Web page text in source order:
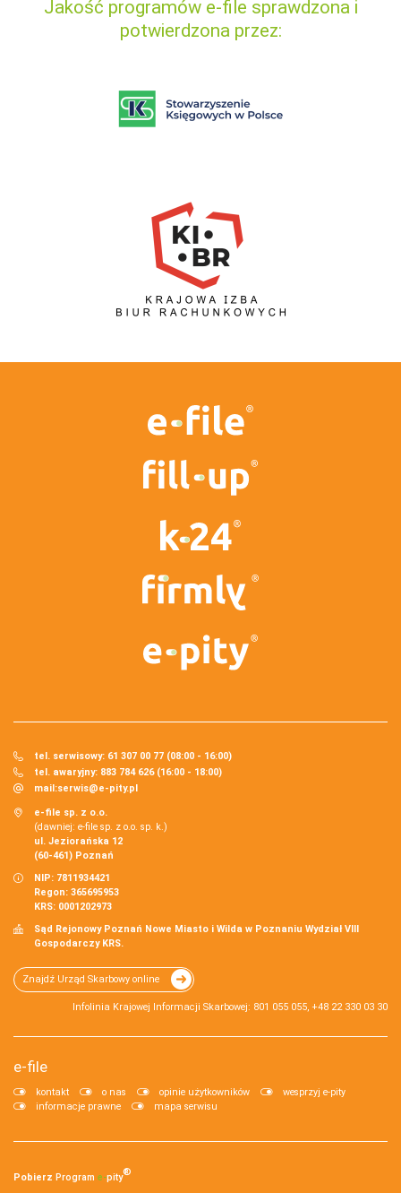
Jakość programów e-file sprawdzona i
potwierdzona przez:
tel. serwisowy: 61 307 00 77 (08:00 - 16:00)
tel. awaryjny: 883 784 626 (16:00 - 18:00)
mail:serwis@e-pity.pl
e-file sp. z o.o.
(dawniej: e-file sp. z o.o. sp. k.)
ul. Jeziorańska 12
(60-461) Poznań
NIP: 7811934421
Regon: 365695953
KRS: 0001202973
Sąd Rejonowy Poznań Nowe Miasto i Wilda w Poznaniu Wydział VIII
Gospodarczy KRS.
Znajdź Urząd Skarbowy online
Infolinia Krajowej Informacji Skarbowej: 801 055 055, +48 22 330 03 30
e-file
kontakt o nas opinie użytkowników
wesprzyj e-pity
informacje prawne
mapa serwisu
Pobierz Program e‑pity®